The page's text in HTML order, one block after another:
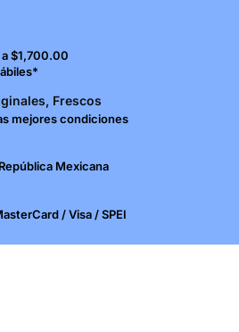
$1,700.00
Frescos
mejores condiciones
Mexicana
/ Visa / SPEI